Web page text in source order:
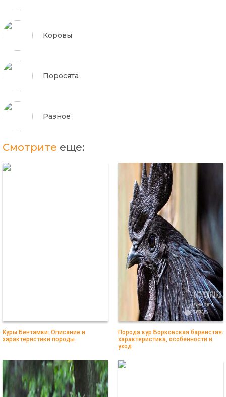
Коровы
Поросята
Разное
Смотрите еще:
Куры Бентамки: Описание и
характеристики породы
Порода кур Борковская барвистая:
характеристика, особенности и
уход